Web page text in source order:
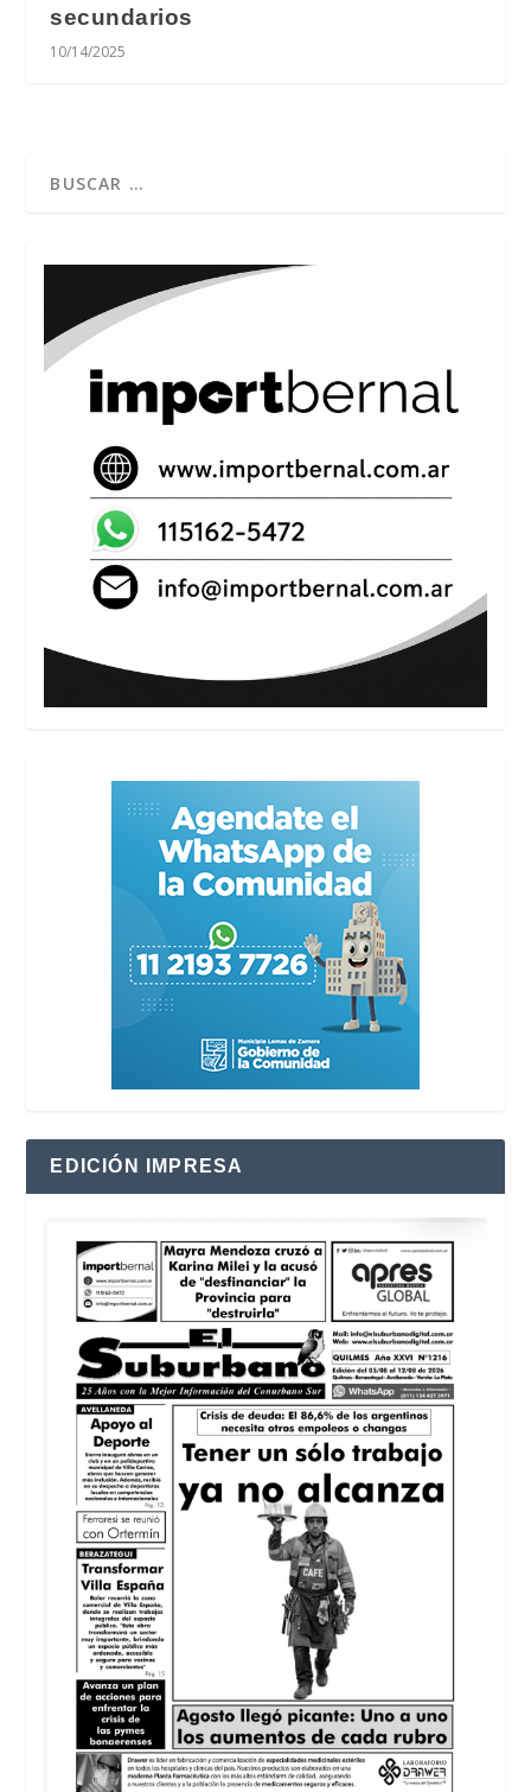
secundarios
10/14/2025
EDICIÓN IMPRESA